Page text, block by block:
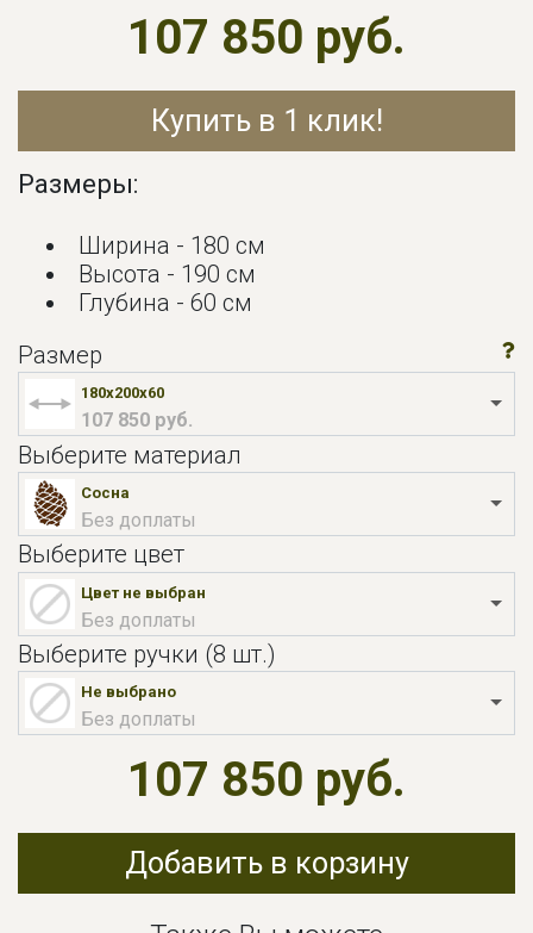
Купить в 1 клик!
107 850 руб.
Размеры:
Ширина - 180 см
Высота - 190 см
Глубина - 60 см
Размер
180x200х60
107 850 руб.
Выберите материал
Сосна
Без доплаты
Выберите цвет
Цвет не выбран
Без доплаты
Выберите ручки (8 шт.)
Не выбрано
Без доплаты
107 850 руб.
Добавить в корзину